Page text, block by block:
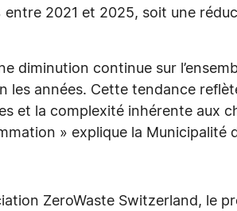
entre 2021 et 2025, soit une
diminution continue sur
les années. Cette tendance
et la complexité inhérente aux
» explique la Municipalité
ZeroWaste Switzerland, le